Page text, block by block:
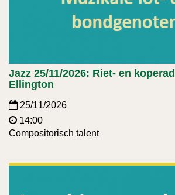
Jazz 25/11/2026: Riet- en
Ellington
25/11/2026
14:00
Compositorisch talent